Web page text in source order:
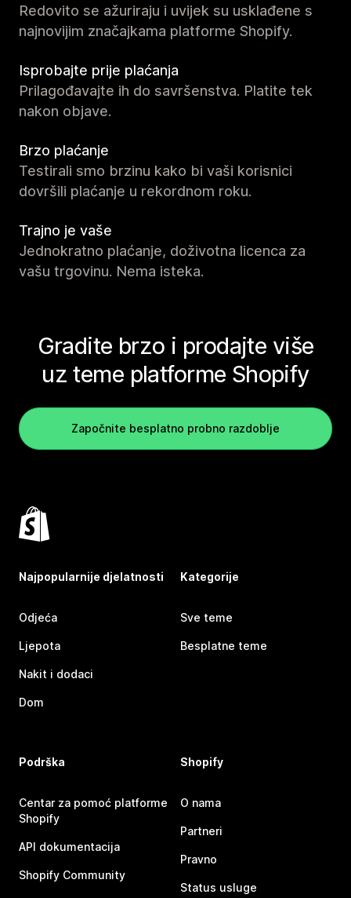
Redovito se ažuriraju i uvijek su usklađene s
najnovijim značajkama platforme Shopify.
Isprobajte prije plaćanja
Prilagođavajte ih do savršenstva. Platite tek
nakon objave.
Brzo plaćanje
Testirali smo brzinu kako bi vaši korisnici
dovršili plaćanje u rekordnom roku.
Trajno je vaše
Jednokratno plaćanje, doživotna licenca za
vašu trgovinu. Nema isteka.
Gradite brzo i prodajte više
uz teme platforme Shopify
Započnite besplatno probno razdoblje
Najpopularnije djelatnosti
Odjeća
Ljepota
Nakit i dodaci
Dom
Kategorije
Sve teme
Besplatne teme
Podrška
Centar za pomoć platforme
Shopify
API dokumentacija
Shopify Community
Shopify
O nama
Partneri
Pravno
Status usluge